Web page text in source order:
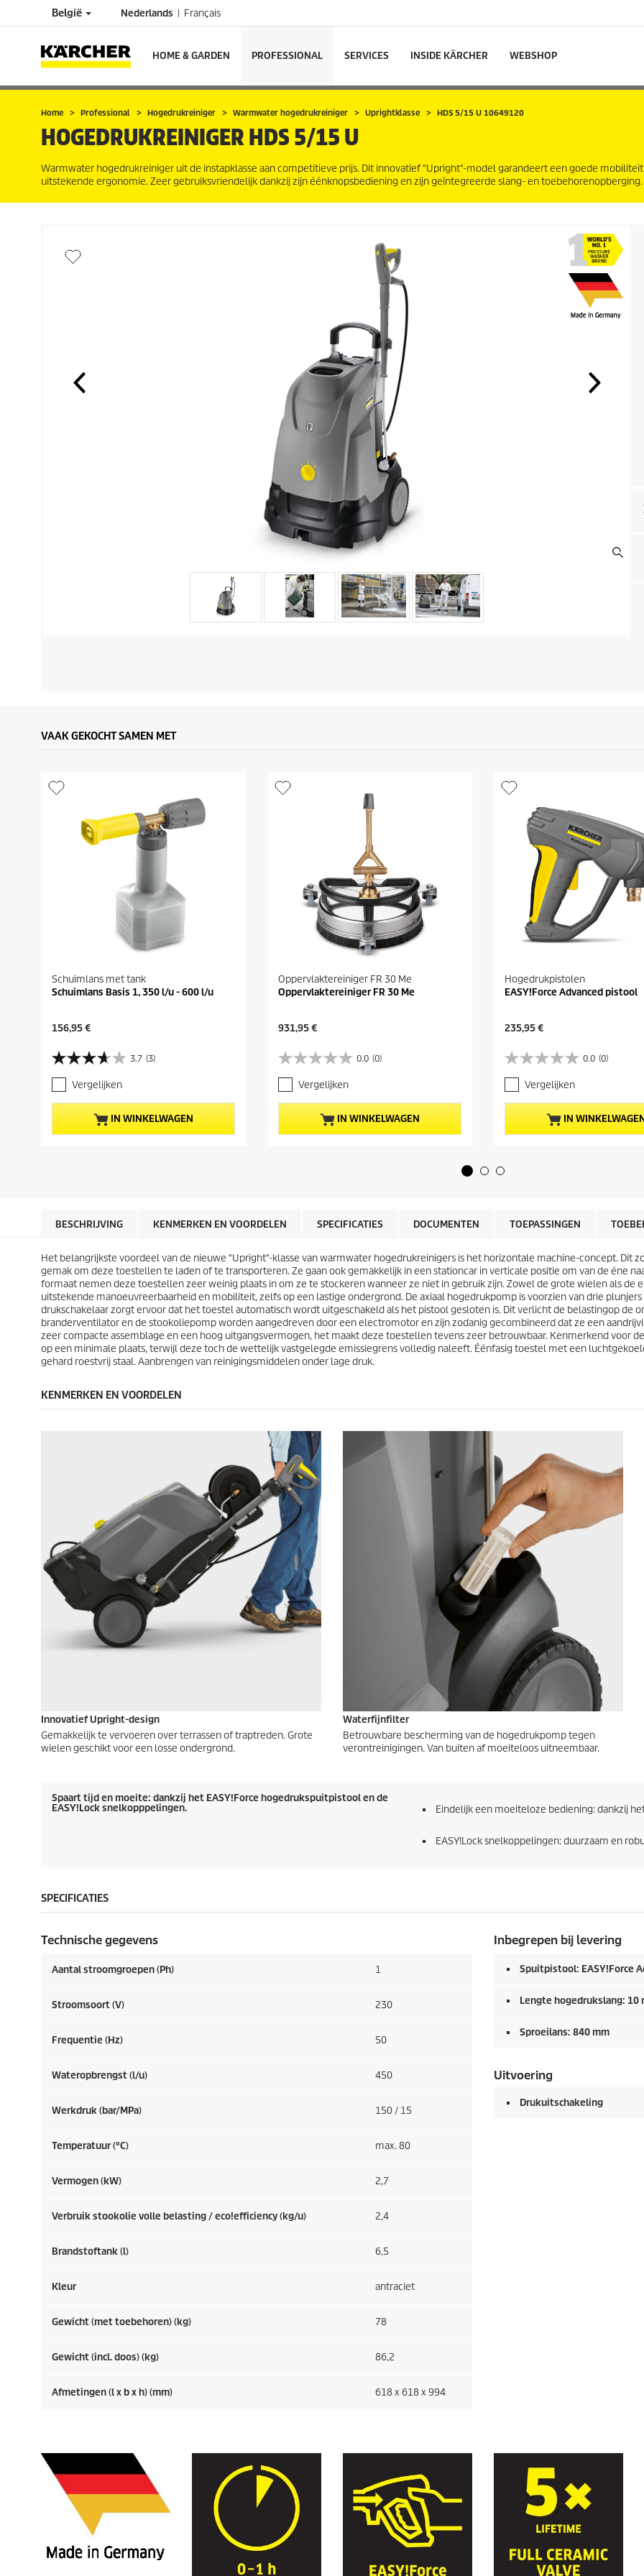
België Nederlands Français
HOME & GARDEN PROFESSIONAL SERVICES INSIDE KÄRCHER WEBSHOP
Home Professional Hogedrukreiniger Warmwater hogedrukreiniger Uprightklasse HDS 5/15 U 10649120
HOGEDRUKREINIGERHDS 5/15 U
Warmwater hogedrukreiniger uit de instapklasse aan competitieve prijs. Dit innovatief "Upright"-model garandeert een goede
uitstekende ergonomie. Zeer gebruiksvriendelijk dankzij zijn éénknopsbediening en zijn geïntegreerde slang- en toebehorenopberging.
VAAK GEKOCHT SAMEN MET
Schuimlans met tank
Schuimlans Basis 1, 350 l/u - 600 l/u
H
i
d
i
g
e
p
s
156,95 €
3.7 (3)
3
.
7
v
n
n
.
3
b
e
o
o
r
d
i
n
Vergelijken
IN WINKELWAGEN
Oppervlaktereiniger FR 30 Me
Oppervlaktereiniger FR 30 Me
H
i
d
i
g
e
p
r
s
931,95 €
0.0 (0)
0
.
0
v
n
r
n
.
Vergelijken
IN WINKELWAGEN
Hogedrukpistolen
EASY!Force Advanced pistool
H
i
d
i
g
e
p
u
s
235,95 €
0.0 (0)
0
.
0
v
n
n
.
Vergelijken
IN
BESCHRIJVING KENMERKEN EN VOORDELEN SPECIFICATIES DOCUMENTEN TOEPASSINGEN
Het belangrijkste voordeel van de nieuwe "Upright"-klasse van warmwater hogedrukreinigers is het horizontale machine-concept.
gemak om deze toestellen te laden of te transporteren. Ze gaan ook gemakkelijk in een stationcar in verticale positie om van de éne
formaat nemen deze toestellen zeer weinig plaats in om ze te stockeren wanneer ze niet in gebruik zijn. Zowel de grote wielen als
uitstekende manoeuvreerbaarheid en mobiliteit, zelfs op een lastige ondergrond. De axiaal hogedrukpomp is voorzien van drie
drukschakelaar zorgt ervoor dat het toestel automatisch wordt uitgeschakeld als het pistool gesloten is. Dit verlicht de belastingop de
branderventilator en de stookoliepomp worden aangedreven door een electromotor en zijn zodanig gecombineerd dat ze een
zeer compacte assemblage en een hoog uitgangsvermogen, het maakt deze toestellen tevens zeer betrouwbaar. Kenmerkend voor
op een minimale plaats, terwijl deze toch de wettelijk vastgelegde emissiegrens volledig naleeft. Éénfasig toestel met een
gehard roestvrij staal. Aanbrengen van reinigingsmiddelen onder lage druk.
KENMERKEN EN VOORDELEN
Innovatief Upright-design
Gemakkelijk te vervoeren over terrassen of traptreden. Grote
wielen geschikt voor een losse ondergrond.
Waterfijnfilter
Betrouwbare bescherming van de hogedrukpomp tegen
verontreinigingen. Van buiten af moeiteloos uitneembaar.
Spaart tijd en moeite: dankzij het EASY!Force hogedrukspuitpistool en de
EASY!Locksnelkopppelingen. Eindelijk een moeiteloze bediening: dankzij
EASY!Locksnelkoppelingen: duurzaam en
SPECIFICATIES
Technische gegevens
Aantal stroomgroepen (Ph) 1
Stroomsoort (V) 230
Frequentie (Hz) 50
Wateropbrengst (l/u) 450
Werkdruk (bar/MPa) 150 / 15
Temperatuur (°C) max. 80
Vermogen (kW) 2,7
Verbruik stookolie volle belasting /eco!efficiency(kg/u) 2,4
Brandstoftank (l) 6,5
Kleur antraciet
Gewicht (met toebehoren) (kg) 78
Gewicht (incl. doos) (kg) 86,2
Afmetingen (l x b x h) (mm) 618 x 618 x 994
Inbegrepen bij levering
Spuitpistool: EASY!Force
Lengte hogedrukslang: 10
Sproeilans: 840 mm
Uitvoering
Drukuitschakeling